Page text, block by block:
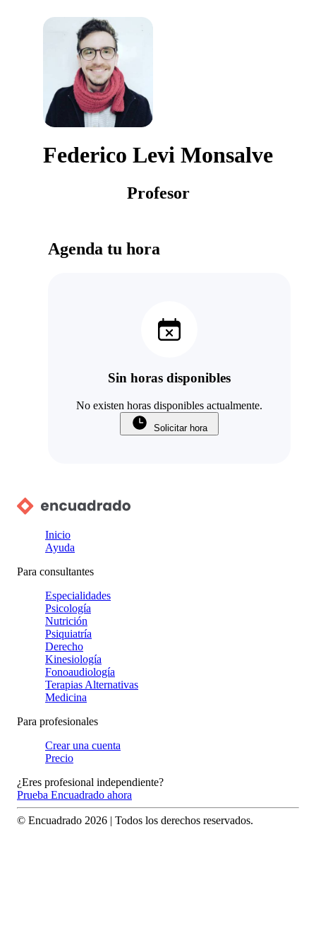
Federico Levi Monsalve
Profesor
Agenda tu hora
Sin horas disponibles
No existen horas disponibles actualmente.
Solicitar hora
Inicio
Ayuda
Para consultantes
Especialidades
Psicología
Nutrición
Psiquiatría
Derecho
Kinesiología
Fonoaudiología
Terapias Alternativas
Medicina
Para profesionales
Crear una cuenta
Precio
¿Eres profesional independiente?
Prueba Encuadrado ahora
© Encuadrado 2026 | Todos los derechos reservados.